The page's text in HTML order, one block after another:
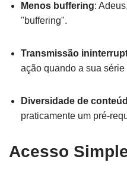
Menos buffering:
"buffering".
Transmissão
ação quando a sua
Diversidade de
praticamente um pré-
Acesso